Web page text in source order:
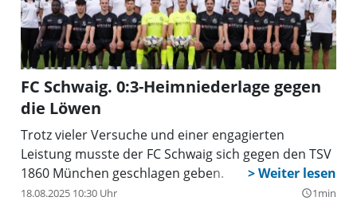
FC Schwaig. 0:3-Heimniederlage gegen
die Löwen
Trotz vieler Versuche und einer engagierten
Leistung musste der FC Schwaig sich gegen den TSV
1860 München geschlagen geben.
18.08.2025 10:30 Uhr query_builder1min